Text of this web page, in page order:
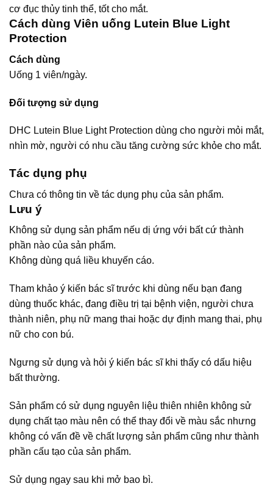
cơ đục thủy tinh thể, tốt cho mắt.
Cách dùng Viên uống Lutein Blue Light
Protection
Cách dùng
Uống 1 viên/ngày.
Đối tượng sử dụng
DHC Lutein Blue Light Protection dùng cho người mỏi mắt,
nhìn mờ, người có nhu cầu tăng cường sức khỏe cho mắt.
Tác dụng phụ
Chưa có thông tin về tác dụng phụ của sản phẩm.
Lưu ý
Không sử dụng sản phẩm nếu dị ứng với bất cứ thành
phần nào của sản phẩm.
Không dùng quá liều khuyến cáo.
Tham khảo ý kiến bác sĩ trước khi dùng nếu bạn đang
dùng thuốc khác, đang điều trị tại bệnh viện, người chưa
thành niên, phụ nữ mang thai hoặc dự định mang thai, phụ
nữ cho con bú.
Ngưng sử dụng và hỏi ý kiến bác sĩ khi thấy có dấu hiệu
bất thường.
Sản phẩm có sử dụng nguyên liệu thiên nhiên không sử
dụng chất tạo màu nên có thể thay đổi về màu sắc nhưng
không có vấn đề về chất lượng sản phẩm cũng như thành
phần cấu tạo của sản phẩm.
Sử dụng ngay sau khi mở bao bì.